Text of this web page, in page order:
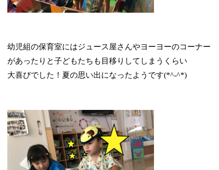
幼児組の保育室にはジュース屋さんやヨーヨーのコーナー
があったりと子どもたちも目移りしてしまうくらい
大喜びでした！夏の思い出になったようです(*^-^*)